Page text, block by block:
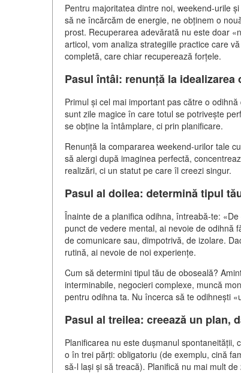
Pentru majoritatea dintre noi, weekend-urile
să ne încărcăm de energie, ne obținem o
prost. Recuperarea adevărată nu este doar
articol, vom analiza strategiile practice care
completă, care chiar recuperează forțele.
Pasul întâi: renunță la idealizarea
Primul și cel mai important pas către o
sunt zile magice în care totul se potrivește
se obține la întâmplare, ci prin planificare.
Renunță la compararea weekend-urilor tale
să alergi după imaginea perfectă,
realizări, ci un statut pe care îl creezi singur.
Pasul al doilea: determină tipul
Înainte de a planifica odihna, întreabă-te:
punct de vedere mental, ai nevoie de odihnă
de comunicare sau, dimpotrivă, de izolare.
rutină, ai nevoie de noi experiențe.
Cum să determini tipul tău de oboseală?
interminabile, negocieri complexe, muncă
pentru odihna ta. Nu încerca să te odihnești
Pasul al treilea: creează un plan,
Planificarea nu este dușmanul spontaneității,
o în trei părți: obligatoriu (de exemplu, cină
să-l lași și să treacă). Planifică nu mai mult